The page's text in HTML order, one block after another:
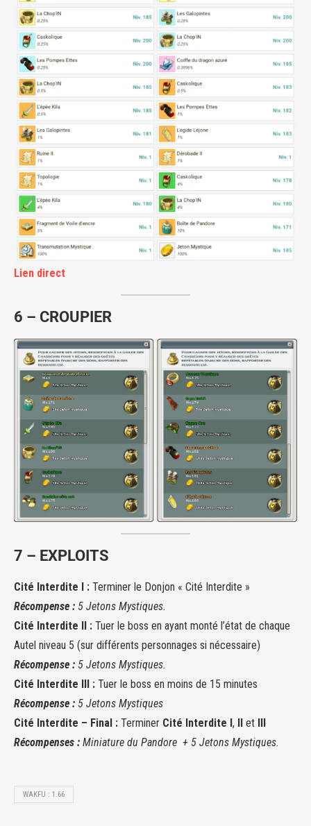
Lien direct
6 – CROUPIER
7 – EXPLOITS
Cité Interdite I : Terminer le Donjon « Cité Interdite »
Récompense : 5 Jetons Mystiques.
Cité Interdite II : Tuer le boss en ayant monté l’état de chaque
Autel niveau 5 (sur différents personnages si nécessaire)
Récompense : 5 Jetons Mystiques.
Cité Interdite III : Tuer le boss en moins de 15 minutes
Récompense : 5 Jetons Mystiques
Cité Interdite – Final : Terminer Cité Interdite I, II et III
Récompenses : Miniature du Pandore + 5 Jetons Mystiques.
WAKFU : 1.66